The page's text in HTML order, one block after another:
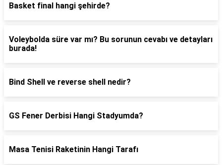
Basket final hangi şehirde?
Voleybolda süre var mı? Bu sorunun cevabı ve detayları
burada!
Bind Shell ve reverse shell nedir?
GS Fener Derbisi Hangi Stadyumda?
Masa Tenisi Raketinin Hangi Tarafı